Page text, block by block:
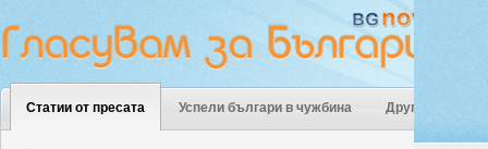
Статии от пресата Успели българи в чужбина Други